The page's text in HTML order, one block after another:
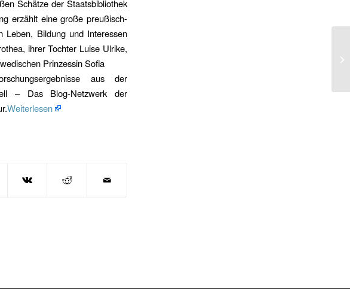
Schätze der Staatsbibliothek
erzählt eine große preußisch-
Leben, Bildung und Interessen
ihrer Tochter Luise Ulrike,
Prinzessin Sofia
aus der
– Das Blog-Netzwerk der
Weiterlesen